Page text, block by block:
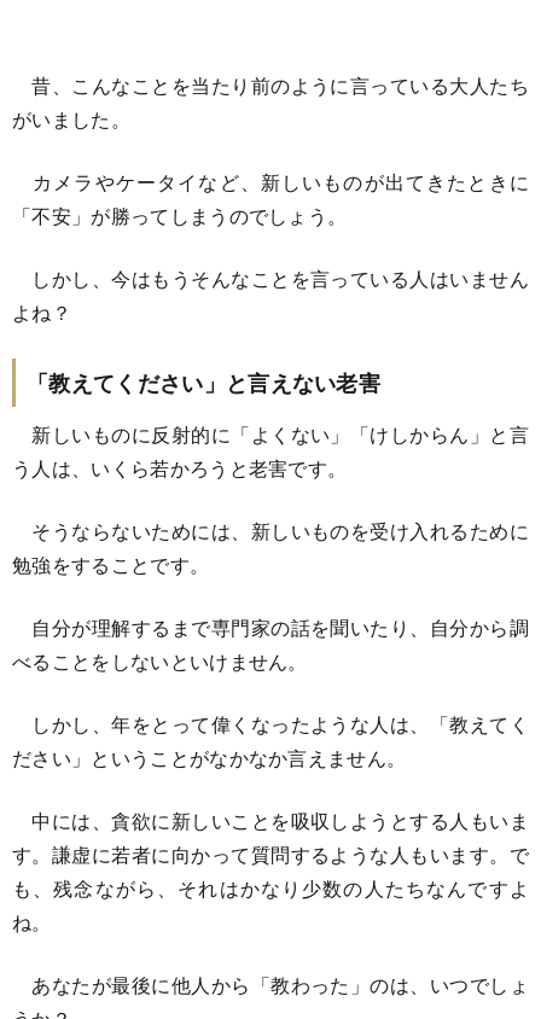
昔、こんなことを当たり前のように言っている大人たち
がいました。
カメラやケータイなど、新しいものが出てきたときに
「不安」が勝ってしまうのでしょう。
しかし、今はもうそんなことを言っている人はいません
よね？
「教えてください」と言えない老害
新しいものに反射的に「よくない」「けしからん」と言
う人は、いくら若かろうと老害です。
そうならないためには、新しいものを受け入れるために
勉強をすることです。
自分が理解するまで専門家の話を聞いたり、自分から調
べることをしないといけません。
しかし、年をとって偉くなったような人は、「教えてく
ださい」ということがなかなか言えません。
中には、貪欲に新しいことを吸収しようとする人もいま
す。謙虚に若者に向かって質問するような人もいます。で
も、残念ながら、それはかなり少数の人たちなんですよ
ね。
あなたが最後に他人から「教わった」のは、いつでしょ